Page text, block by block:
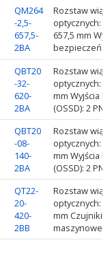
QM264
-2,5-
657,5-
2BA
Rozstaw
optycznych:
657,5 mm
QBT20
-32-
620-
2BA
Rozstaw
optycznych:
mm Wyjścia
(OSSD): 2 PNP
QBT20
-08-
140-
2BA
Rozstaw
optycznych: 8
mm Wyjścia
(OSSD): 2 PNP
QT22-
20-
420-
2BB
Rozstaw
optycznych:
mm Czujniki
maszynowego